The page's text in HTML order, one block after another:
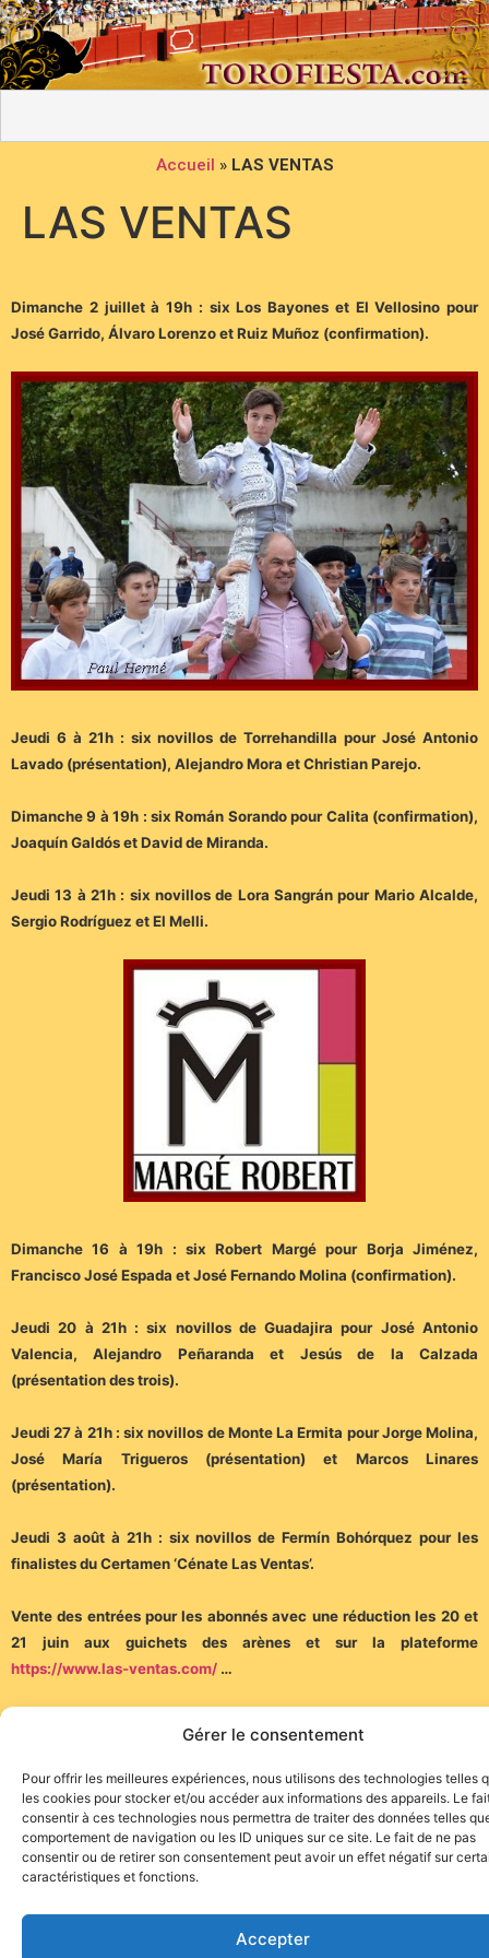
Gérer le consentement
Pour offrir les meilleures expériences, nous utilisons des technologies telles
les cookies pour stocker et/ou accéder aux informations des appareils. Le
consentir à ces technologies nous permettra de traiter des données telles
comportement de navigation ou les ID uniques sur ce site. Le fait de ne pas
consentir ou de retirer son consentement peut avoir un effet négatif sur
caractéristiques et fonctions.
Accepter
Accueil » LAS VENTAS
LAS VENTAS
Dimanche 2 juillet à 19h : six Los Bayones et El Vellosino pour
José Garrido, Álvaro Lorenzo et Ruiz Muñoz (confirmation).
Jeudi 6 à 21h : six novillos de Torrehandilla pour José Antonio
Lavado (présentation), Alejandro Mora et Christian Parejo.
Dimanche 9 à 19h : six Román Sorando pour Calita (confirmation),
Joaquín Galdós et David de Miranda.
Jeudi 13 à 21h : six novillos de Lora Sangrán pour Mario Alcalde,
Sergio Rodríguez et El Melli.
Dimanche 16 à 19h : six Robert Margé pour Borja Jiménez,
Francisco José Espada et José Fernando Molina (confirmation).
Jeudi 20 à 21h : six novillos de Guadajira pour José Antonio
Valencia, Alejandro Peñaranda et Jesús de la Calzada
(présentation des trois).
Jeudi 27 à 21h : six novillos de Monte La Ermita pour Jorge Molina,
José María Trigueros (présentation) et Marcos Linares
(présentation).
Jeudi 3 août à 21h : six novillos de Fermín Bohórquez pour les
finalistes du Certamen ‘Cénate Las Ventas’.
Vente des entrées pour les abonnés avec une réduction les 20 et
21 juin aux guichets des arènes et sur la plateforme
https://www.las-ventas.com/ …
Site de l'association TOROFIESTA